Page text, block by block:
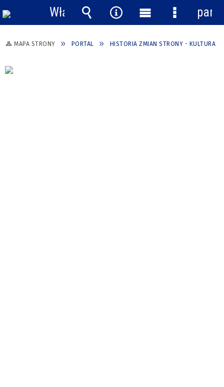
MAPA STRONY PORTAL HISTORIA ZMIAN STRONY - KULTURA
Włącz
powiadomienia
Wyszukiwarka
Narzędzia
Menu
główne
Menu
panel